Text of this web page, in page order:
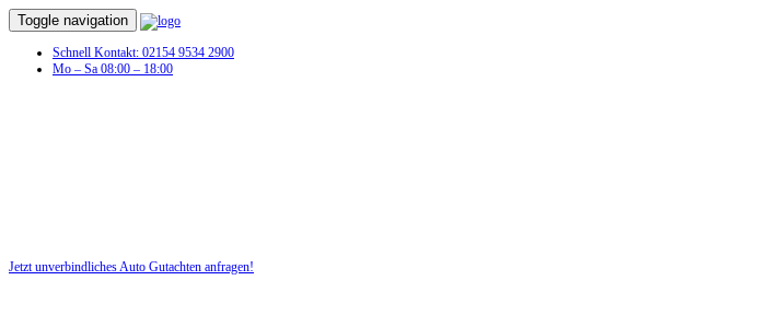
Toggle navigation
Schnell Kontakt: 02154 9534 2900
Mo – Sa 08:00 – 18:00
Jetzt unverbindliches Auto Gutachten anfragen!